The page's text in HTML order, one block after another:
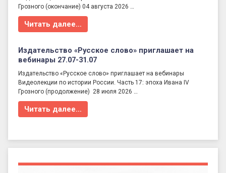
Грозного (окончание) 04 августа 2026 …
Читать далее…
Издательство «Русское слово» приглашает на
вебинары 27.07-31.07
Издательство «Русское слово» приглашает на вебинары
Видеолекции по истории России. Часть 17: эпоха Ивана IV
Грозного (продолжение) 28 июля 2026 …
Читать далее…